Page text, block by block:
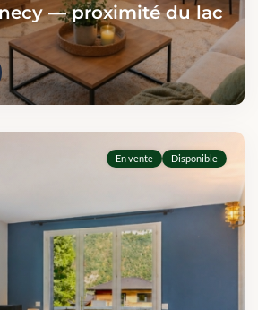
— proximité du lac
En vente Disponible